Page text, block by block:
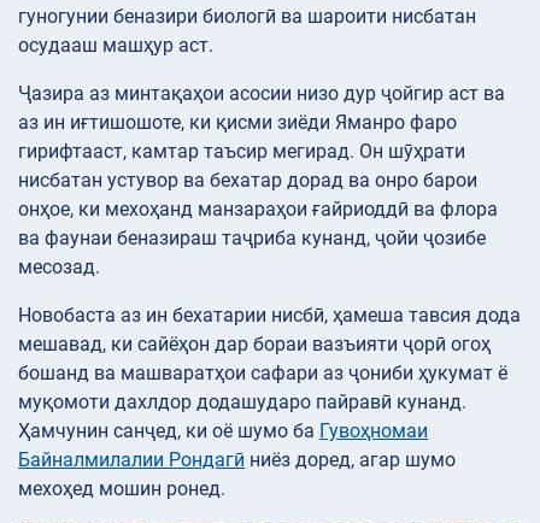
гуногунии беназири биологӣ ва шароити нисбатан
осудааш машҳур аст.
Ҷазира аз минтақаҳои асосии низо дур ҷойгир аст ва
аз ин иғтишошоте, ки қисми зиёди Яманро фаро
гирифтааст, камтар таъсир мегирад. Он шӯҳрати
нисбатан устувор ва бехатар дорад ва онро барои
онҳое, ки мехоҳанд манзараҳои ғайриоддӣ ва флора
ва фаунаи беназираш таҷриба кунанд, ҷойи ҷозибе
месозад.
Новобаста аз ин бехатарии нисбӣ, ҳамеша тавсия дода
мешавад, ки сайёҳон дар бораи вазъияти ҷорӣ огоҳ
бошанд ва машваратҳои сафари аз ҷониби ҳукумат ё
муқомоти дахлдор додашударо пайравӣ кунанд.
Ҳамчунин санҷед, ки оё шумо ба Гувоҳномаи
Байналмилалии Рондагӣ ниёз доред, агар шумо
мехоҳед мошин ронед.